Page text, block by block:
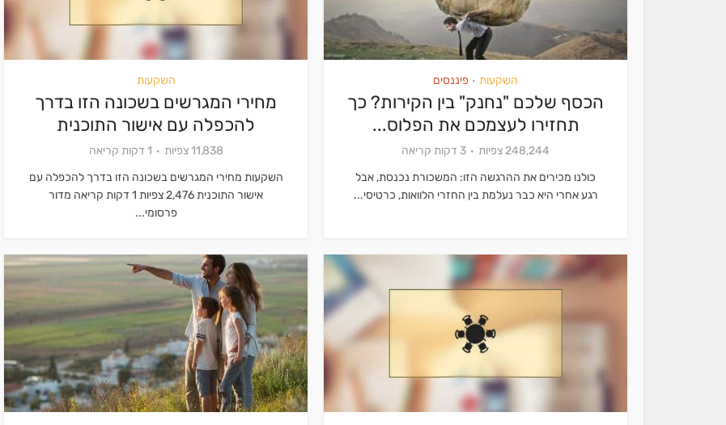
השקעות • פיננסים
הכסף שלכם "נחנק" בין הקירות? כך
תחזירו לעצמכם את הפלוס...
248,244 צפיות
3 דקות קריאה
כולנו מכירים את ההרגשה הזו: המשכורת נכנסת, אבל
רגע אחרי היא כבר נעלמת בין החזרי הלוואות, כרטיסי...
השקעות
מחירי המגרשים בשכונה הזו בדרך
להכפלה עם אישור התוכנית
11,838 צפיות
1 דקות קריאה
השקעות מחירי המגרשים בשכונה הזו בדרך להכפלה עם
אישור התוכנית 2,476 צפיות 1 דקות קריאה מדור
פרסומי...